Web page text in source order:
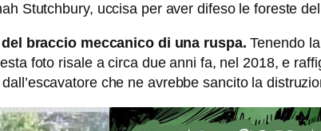
Stutchbury, uccisa per aver difeso le foreste
del braccio meccanico di una ruspa.Tenendo
foto risale a circa due anni fa, nel 2018, e
dall’escavatore che ne avrebbe sancito la